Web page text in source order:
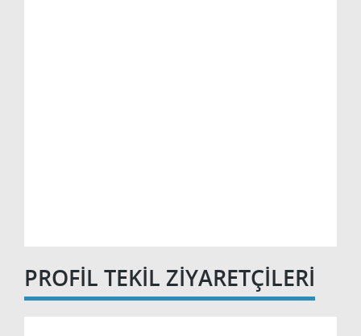
PROFİL TEKİL ZİYARETÇİLERİ